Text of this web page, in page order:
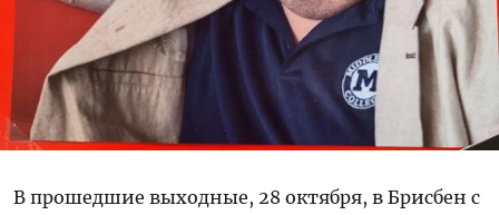
В прошедшие выходные, 28 октября, в Брисбен с